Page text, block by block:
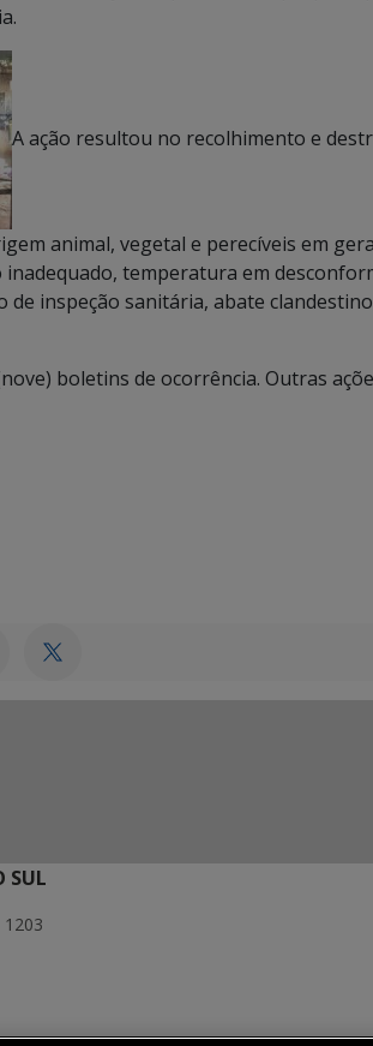
A ação resultou no recolhimento e
animal, vegetal e perecíveis em
temperatura em
de inspeção sanitária, abate
boletins de ocorrência. Outras
SUL